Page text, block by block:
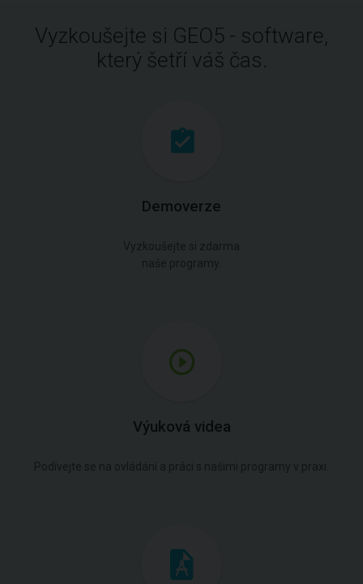
Vyzkoušejte si GEO5 - software,
který šetří váš čas.
Demoverze
Vyzkoušejte si zdarma
naše programy.
Výuková videa
Podívejte se na ovládání a práci s našimi programy v praxi.